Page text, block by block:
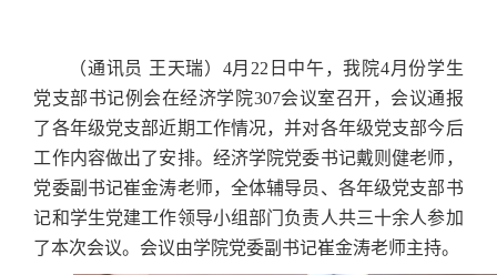
（通讯员 王天瑞） 4月22 日中午，我院4月份学生
党支部书记例会在经济学院307会议室召开，会议通报
了各年级党支部近期工作情况，并对各年级党支部今后
工作内容做出了安排。经济学院党委书记戴则健老师，
党委副书记崔金涛老师，全体辅导员、各年级党支部书
记和学生党建工作领导小组部门负责人共三十余人参加
了本次会议。会议由学院党委副书记崔金涛老师主持。